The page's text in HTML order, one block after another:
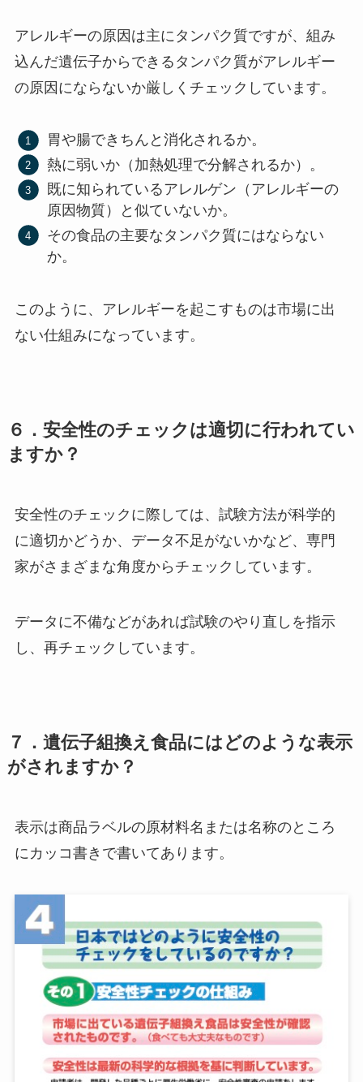
アレルギーの原因は主にタンパク質ですが、組み
込んだ遺伝子からできるタンパク質がアレルギー
の原因にならないか厳しくチェックしています。
胃や腸できちんと消化されるか。
熱に弱いか（加熱処理で分解されるか）。
既に知られているアレルゲン（アレルギーの
原因物質）と似ていないか。
その食品の主要なタンパク質にはならない
か。
このように、アレルギーを起こすものは市場に出
ない仕組みになっています。
６．安全性のチェックは適切に行われてい
ますか？
安全性のチェックに際しては、試験方法が科学的
に適切かどうか、データ不足がないかなど、専門
家がさまざまな角度からチェックしています。
データに不備などがあれば試験のやり直しを指示
し、再チェックしています。
７．遺伝子組換え食品にはどのような表示
がされますか？
表示は商品ラベルの原材料名または名称のところ
にカッコ書きで書いてあります。